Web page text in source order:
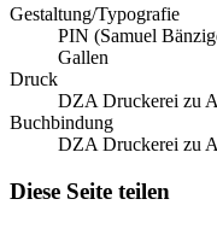
Gestaltung/Typografie
PIN (Samuel
Gallen
Druck
DZA Druckerei zu
Buchbindung
DZA Druckerei zu
Diese Seite teilen